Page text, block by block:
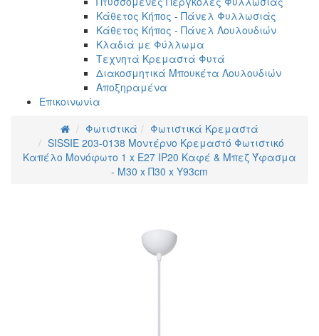
Κάθετος Κήπος - Πάνελ Φυλλωσιάς
Κάθετος Κήπος - Πάνελ Λουλουδιών
Κλαδιά με Φύλλωμα
Τεχνητά Κρεμαστά Φυτά
Διακοσμητικά Μπουκέτα Λουλουδιών
Αποξηραμένα
Επικοινωνία
Φωτιστικά
Φωτιστικά Κρεμαστά
SISSIE 203-0138 Μοντέρνο Κρεμαστό Φωτιστικό
Καπέλο Μονόφωτο 1 x E27 IP20 Καφέ & Μπεζ Ύφασμα
- Μ30 x Π30 x Υ93cm